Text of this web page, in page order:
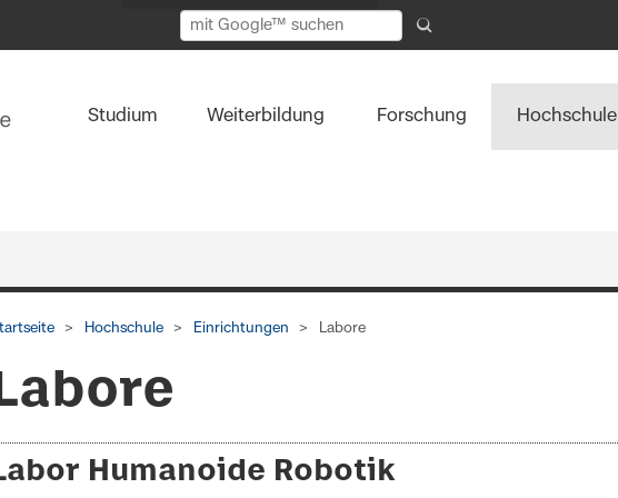
Studium Weiterbildung Forschung Hochschule
Hochschule Einrichtungen Labore
Humanoide Robotik